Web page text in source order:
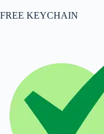
FREE KEYCHAIN